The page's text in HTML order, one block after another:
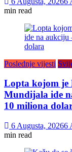
min read
Poslednje vijesti
Lopta kojom je
Mundijala ide
10 miliona
6 Augusta, 20266
min read